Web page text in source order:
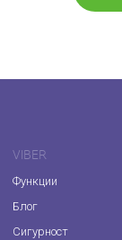
VIBER
Функции
Блог
Сигурност